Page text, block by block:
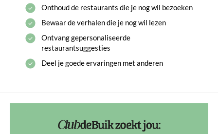
Onthoud de restaurants die je nog wil bezoeken
Bewaar de verhalen die je nog wil lezen
Ontvang gepersonaliseerde
restaurantsuggesties
Deel je goede ervaringen met anderen